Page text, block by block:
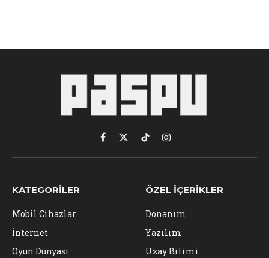
Facebook
X
(Twitter)
TikTokInstagram
KATEGORILER
Mobil Cihazlar
İnternet
Oyun Dünyası
ÖZEL İÇERIKLER
Donanım
Yazılım
Uzay Bilimi